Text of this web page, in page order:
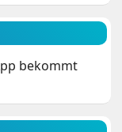
bekommt